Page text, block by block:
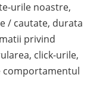
urile noastre,
/ cautate, durata
privind
click-urile,
comportamentul